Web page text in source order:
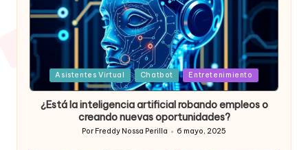
Posted
in
Asistentes Virtual Chatbot Entretenimiento
¿Está la inteligencia artificial robando empleos o
creando nuevas oportunidades?
Publicado
Por Freddy Nossa Perilla 6 mayo, 2025